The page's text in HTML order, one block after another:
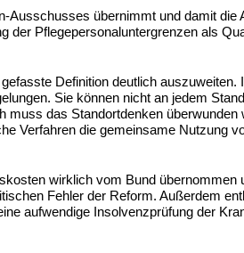
Ausschusses übernimmt und damit die
der Pflegepersonaluntergrenzen als
Definition deutlich auszuweiten.
Sie können nicht an jedem
das Standortdenken überwunden
Verfahren die gemeinsame Nutzung
wirklich vom Bund übernommen
Fehler der Reform. Außerdem
aufwendige Insolvenzprüfung der